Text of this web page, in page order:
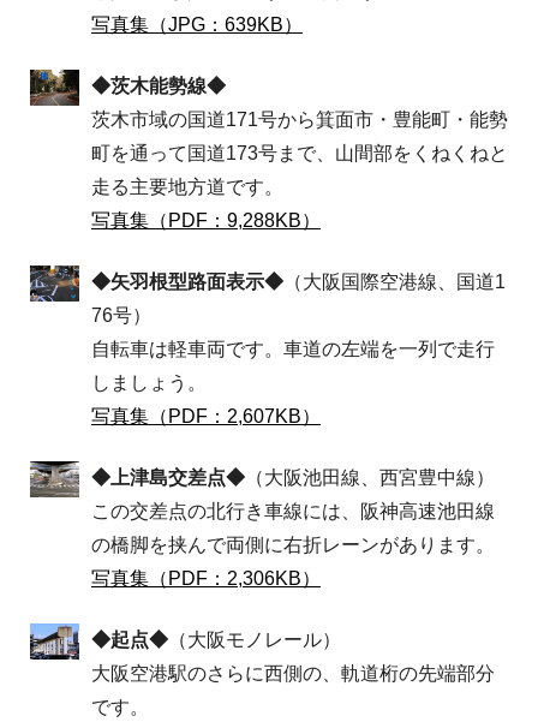
写真集（JPG：639KB）
◆茨木能勢線◆
茨木市域の国道171号から箕面市・豊能町・能勢
町を通って国道173号まで、山間部をくねくねと
走る主要地方道です。
写真集（PDF：9,288KB）
◆矢羽根型路面表示◆ （大阪国際空港線、国道1
76号）
自転車は軽車両です。車道の左端を一列で走行
しましょう。
写真集（PDF：2,607KB）
◆上津島交差点◆ （大阪池田線、西宮豊中線）
この交差点の北行き車線には、阪神高速池田線
の橋脚を挟んで両側に右折レーンがあります。
写真集（PDF：2,306KB）
◆起点◆ （大阪モノレール）
大阪空港駅のさらに西側の、軌道桁の先端部分
です。